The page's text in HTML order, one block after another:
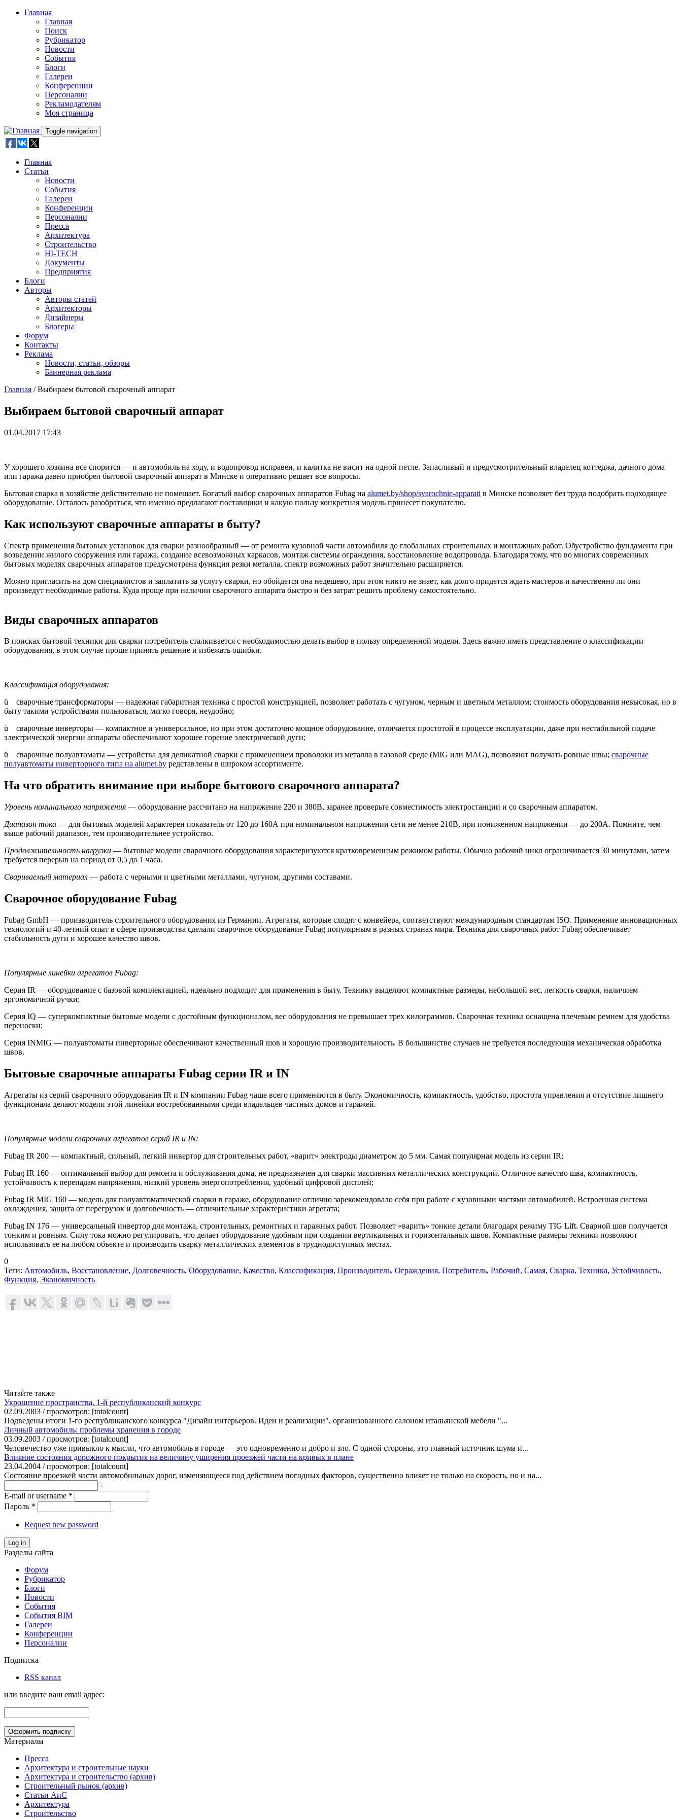
Skip to main content
Главная
Главная
Поиск
Рубрикатор
Новости
События
Блоги
Галереи
Конференции
Персоналии
Рекламодателям
Моя страница
Toggle navigation
Главная
Статьи
Новости
События
Галереи
Конференции
Персоналии
Пресса
Архитектура
Строительство
HI-TECH
Документы
Предприятия
Блоги
Авторы
Авторы статей
Архитекторы
Дизайнеры
Блогеры
Форум
Контакты
Реклама
Новости, статьи, обзоры
Баннерная реклама
Главная / Выбираем бытовой сварочный аппарат
Выбираем бытовой сварочный аппарат
01.04.2017 17:43
У хорошего хозяина все спорится — и автомобиль на ходу, и водопровод исправен, и калитка не висит на одной петле. Запасливый и предусмотрительный владелец коттеджа, дачного дома
или гаража давно приобрел бытовой сварочный аппарат в Минске и оперативно решает все вопросы.
Бытовая сварка в хозяйстве действительно не помешает. Богатый выбор сварочных аппаратов Fubag на alumet.by/shop/svarochnie-apparati в Минске позволяет без труда подобрать подходящее
оборудование. Осталось разобраться, что именно предлагают поставщики и какую пользу конкретная модель принесет покупателю.
Как используют сварочные аппараты в быту?
Спектр применения бытовых установок для сварки разнообразный — от ремонта кузовной части автомобиля до глобальных строительных и монтажных работ. Обустройство фундамента при
возведении жилого сооружения или гаража, создание всевозможных каркасов, монтаж системы ограждения, восстановление водопровода. Благодаря тому, что во многих современных
бытовых моделях сварочных аппаратов предусмотрена функция резки металла, спектр возможных работ значительно расширяется.
Можно пригласить на дом специалистов и заплатить за услугу сварки, но обойдется она недешево, при этом никто не знает, как долго придется ждать мастеров и качественно ли они
произведут необходимые работы. Куда проще при наличии сварочного аппарата быстро и без затрат решить проблему самостоятельно.
Виды сварочных аппаратов
В поисках бытовой техники для сварки потребитель сталкивается с необходимостью делать выбор в пользу определенной модели. Здесь важно иметь представление о классификации
оборудования, в этом случае проще принять решение и избежать ошибки.
Классификация оборудования:
ü сварочные трансформаторы — надежная габаритная техника с простой конструкцией, позволяет работать с чугуном, черным и цветным металлом; стоимость оборудования невысокая, но в
быту такими устройствами пользоваться, мягко говоря, неудобно;
ü сварочные инверторы — компактное и универсальное, но при этом достаточно мощное оборудование, отличается простотой в процессе эксплуатации, даже при нестабильной подаче
электрической энергии аппараты обеспечивают хорошее горение электрической дуги;
ü сварочные полуавтоматы — устройства для деликатной сварки с применением проволоки из металла в газовой среде (MIG или MAG), позволяют получать ровные швы; сварочные
полуавтоматы инверторного типа на alumet.by редставлены в широком ассортименте.
На что обратить внимание при выборе бытового сварочного аппарата?
Уровень номинального напряжения — оборудование рассчитано на напряжение 220 и 380В, заранее проверьте совместимость электростанции и со сварочным аппаратом.
Диапазон тока — для бытовых моделей характерен показатель от 120 до 160А при номинальном напряжении сети не менее 210В, при пониженном напряжении — до 200А. Помните, чем
выше рабочий диапазон, тем производительнее устройство.
Продолжительность нагрузки — бытовые модели сварочного оборудования характеризуются кратковременным режимом работы. Обычно рабочий цикл ограничивается 30 минутами, затем
требуется перерыв на период от 0,5 до 1 часа.
Свариваемый материал — работа с черными и цветными металлами, чугуном, другими составами.
Сварочное оборудование Fubag
Fubag GmbH — производитель строительного оборудования из Германии. Агрегаты, которые сходят с конвейера, соответствуют международным стандартам ISO. Применение инновационных
технологий и 40-летний опыт в сфере производства сделали сварочное оборудование Fubag популярным в разных странах мира. Техника для сварочных работ Fubag обеспечивает
стабильность дуги и хорошее качество швов.
Популярные линейки агрегатов Fubag:
Серия IR — оборудование с базовой комплектацией, идеально подходит для применения в быту. Технику выделяют компактные размеры, небольшой вес, легкость сварки, наличием
эргономичной ручки;
Серия IQ — суперкомпактные бытовые модели с достойным функционалом, вес оборудования не превышает трех килограммов. Сварочная техника оснащена плечевым ремнем для удобства
переноски;
Серия INMIG — полуавтоматы инверторные обеспечивают качественный шов и хорошую производительность. В большинстве случаев не требуется последующая механическая обработка
швов.
Бытовые сварочные аппараты Fubag серии IR и IN
Агрегаты из серий сварочного оборудования IR и IN компании Fubag чаще всего применяются в быту. Экономичность, компактность, удобство, простота управления и отсутствие лишнего
функционала делают модели этой линейки востребованными среди владельцев частных домов и гаражей.
Популярные модели сварочных агрегатов серий IR и IN:
Fubag IR 200 — компактный, сильный, легкий инвертор для строительных работ, «варит» электроды диаметром до 5 мм. Самая популярная модель из серии IR;
Fubag IR 160 — оптимальный выбор для ремонта и обслуживания дома, не предназначен для сварки массивных металлических конструкций. Отличное качество шва, компактность,
устойчивость к перепадам напряжения, низкий уровень энергопотребления, удобный цифровой дисплей;
Fubag IR MIG 160 — модель для полуавтоматической сварки в гараже, оборудование отлично зарекомендовало себя при работе с кузовными частями автомобилей. Встроенная система
охлаждения, защита от перегрузок и долговечность — отличительные характеристики агрегата;
Fubag IN 176 — универсальный инвертор для монтажа, строительных, ремонтных и гаражных работ. Позволяет «варить» тонкие детали благодаря режиму TIG Lift. Сварной шов получается
тонким и ровным. Силу тока можно регулировать, что делает оборудование удобным при создании вертикальных и горизонтальных швов. Компактные размеры техники позволяют
использовать ее на любом объекте и производить сварку металлических элементов в труднодоступных местах.
0
Теги: Автомобиль, Восстановление, Долговечность, Оборудование, Качество, Классификация, Производитель, Ограждения, Потребитель, Рабочий, Самая, Сварка, Техника, Устойчивость,
Функция, Экономичность
Читайте также
Укрощение пространства. 1-й республиканский конкурс
02.09.2003 / просмотров: [totalcount]
Подведены итоги 1-го республиканского конкурса "Дизайн интерьеров. Идеи и реализации", организованного салоном итальянской мебели "...
Личный автомобиль: проблемы хранения в городе
03.09.2003 / просмотров: [totalcount]
Человечество уже привыкло к мысли, что автомобиль в городе — это одновременно и добро и зло. С одной стороны, это главный источник шума и...
Влияние состояния дорожного покрытия на величину уширения проезжей части на кривых в плане
23.04.2004 / просмотров: [totalcount]
Состояние проезжей части автомобильных дорог, изменяющееся под действием погодных факторов, существенно влияет не только на скорость, но и на...
E-mail or username *
Пароль *
Request new password
Log in
Разделы сайта
Форум
Рубрикатор
Блоги
Новости
События
События BIM
Галереи
Конференции
Персоналии
Подписка
RSS канал
или введите ваш email адрес:
Материалы
Пресса
Архитектура и строительные науки
Архитектура и строительство (архив)
Строительный рынок (архив)
Статьи АиС
Архитектура
Строительство